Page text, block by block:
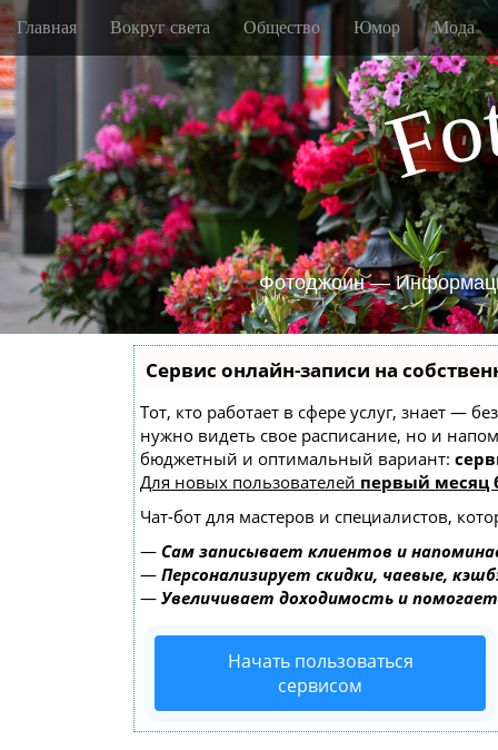
M
a
i
n
m
e
n
u
S
k
i
p
t
o
c
o
n
t
e
t
Главная Вокруг света Общество Юмор Мода
Fo
Фотоджоин —
Сервис онлайн-записи на
Тот, кто работает в сфере услуг, знает —
нужно видеть свое расписание, но и
бюджетный и оптимальный вариант:
Для новых пользователей первый месяц
Чат-бот для мастеров и специалистов,
— Сам записывает клиентов и
— Персонализирует скидки, чаевые,
— Увеличивает доходимость и
Начать пользоваться
сервисом